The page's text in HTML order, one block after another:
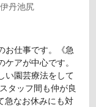
丹池尻
お仕事です。《急
アが中心です。
い園芸療法をして
タッフ間も仲が良
急なお休みにも対